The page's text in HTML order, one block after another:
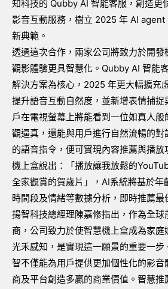
知科技的 Qubby AI 智能客服，創造更
影音互動服務，樹立 2025 年 AI agent
新典範。
透過這次合作，兩家公司將致力於開
觀影體驗更具智慧化。Qubby AI 智能
解決方案為核心，2025 年更大幅擴充
提升語音互動自然度，並新增表情捕捉
戶在電視螢幕上將能看到一位如真人
觀逼真，還能與用戶進行自然流暢的
的語音指令，便可實現內容推薦與播
機上盒說出：「播放讓我放鬆的
全家觀賞的賀歲片」，AI系統將基於年
時間段及情緒等數據分析，即時推薦最
揚智科技總經理陳嘉修指出，作為全
商，公司致力於使智慧機上盒成為家
光禾感知，是實現這一願景的重要一
智不僅能為用戶提供更加個性化的影
商及平台創造多贏的商業價值。智慧推